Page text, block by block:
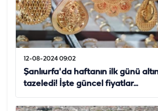
12-08-2024 09:02
Şanlıurfa'da haftanın ilk günü
tazeledi! İşte güncel fiyatlar...